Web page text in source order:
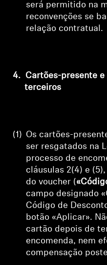
será permitido na
reconvenções se
relação contratual.
4. Cartões-presente
terceiros
(1) Os cartões-
ser resgatados na
processo de
cláusulas 2(4) e
do voucher (
campo designado
Código de
botão «Aplicar».
cartão depois de
encomenda, nem
compensação